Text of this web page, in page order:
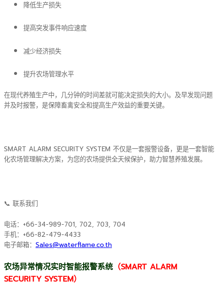
降低生产损失
提高突发事件响应速度
减少经济损失
提升农场管理水平
在现代养殖生产中，几分钟的时间差就可能决定损失的大小。及早发现问题
并及时报警，是保障畜禽安全和提高生产效益的重要关键。
SMART ALARM SECURITY SYSTEM 不仅是一套报警设备，更是一套智能
化农场管理解决方案，为您的农场提供全天候保护，助力智慧养殖发展。
📞 联系我们
电话：+66-34-989-701, 702, 703, 704
手机：+66-82-479-4433
电子邮箱： Sales@waterflame.co.th
农场异常情况实时智能报警系统 （SMART ALARM
SECURITY SYSTEM）